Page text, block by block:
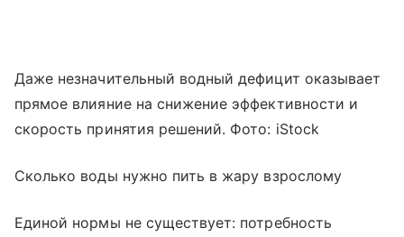
Даже незначительный водный дефицит оказывает
прямое влияние на снижение эффективности и
скорость принятия решений. Фото: iStock
Сколько воды нужно пить в жару взрослому
Единой нормы не существует: потребность